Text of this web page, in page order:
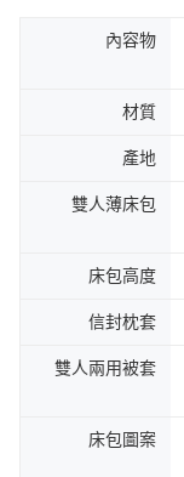
內容物
材質
產地
雙人薄床包
床包高度
信封枕套
雙人兩用被套
床包圖案